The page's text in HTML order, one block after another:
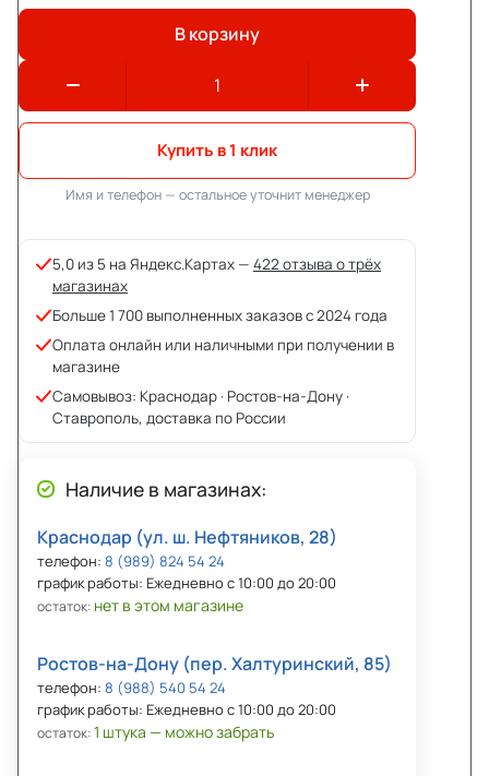
В корзину
Купить в 1 клик
Имя и телефон — остальное уточнит менеджер
5,0 из 5 на Яндекс.Картах — 422 отзыва о трёх
магазинах
Больше 1 700 выполненных заказов с 2024 года
Оплата онлайн или наличными при получении в
магазине
Самовывоз: Краснодар · Ростов-на-Дону ·
Ставрополь, доставка по России
Наличие в магазинах:
Краснодар (ул. ш. Нефтяников, 28)
телефон: 8 (989) 824 54 24
график работы: Ежедневно с 10:00 до 20:00
остаток: нет в этом магазине
Ростов-на-Дону (пер. Халтуринский, 85)
телефон: 8 (988) 540 54 24
график работы: Ежедневно с 10:00 до 20:00
остаток:1 штука — можно забрать